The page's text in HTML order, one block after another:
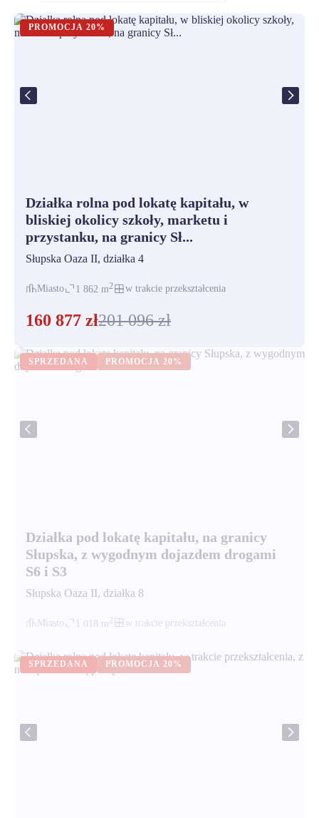
PROMOCJA 20%
Działka rolna pod lokatę kapitału, w
bliskiej okolicy szkoły, marketu i
przystanku, na granicy Sł...
Słupska Oaza II, działka 4
Miasto 1 862 m2 w trakcie przekształcenia
160 877 zł201 096zł
SPRZEDANA PROMOCJA 20%
Działka pod lokatę kapitału, na granicy
Słupska, z wygodnym dojazdem drogami
S6 i S3
Słupska Oaza II, działka 8
Miasto 1 018 m2 w trakcie przekształcenia
SPRZEDANA PROMOCJA 20%